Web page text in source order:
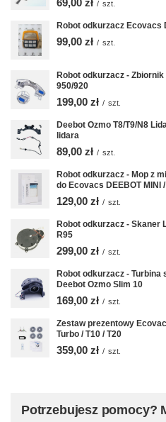
69,00 zł / szt.
Robot odkurzacz Ecovacs
99,00 zł / szt.
Robot odkurzacz -
950/920
199,00 zł / szt.
Deebot Ozmo T8/T9/N8
lidara
89,00 zł / szt.
Robot odkurzacz - Mop z
do Ecovacs DEEBOT MINI
129,00 zł / szt.
Robot odkurzacz - Skaner
R95
299,00 zł / szt.
Robot odkurzacz -
Deebot Ozmo Slim 10
169,00 zł / szt.
Zestaw prezentowy
Turbo / T10 / T20
359,00 zł / szt.
Potrzebujesz pomocy?